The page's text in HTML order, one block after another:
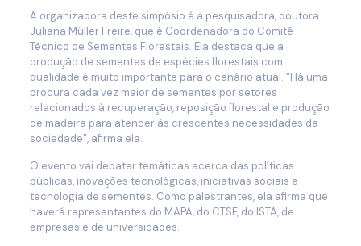
A organizadora deste simpósio é a pesquisadora, doutora
Juliana Müller Freire, que é Coordenadora do Comitê
Técnico de Sementes Florestais. Ela destaca que a
produção de sementes de espécies florestais com
qualidade é muito importante para o cenário atual. “Há uma
procura cada vez maior de sementes por setores
relacionados à recuperação, reposição florestal e produção
de madeira para atender às crescentes necessidades da
sociedade”, afirma ela.
O evento vai debater temáticas acerca das políticas
públicas, inovações tecnológicas, iniciativas sociais e
tecnologia de sementes. Como palestrantes, ela afirma que
haverá representantes do MAPA, do CTSF, do ISTA, de
empresas e de universidades.